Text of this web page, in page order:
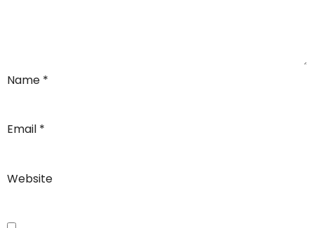
Name *
Email *
Website